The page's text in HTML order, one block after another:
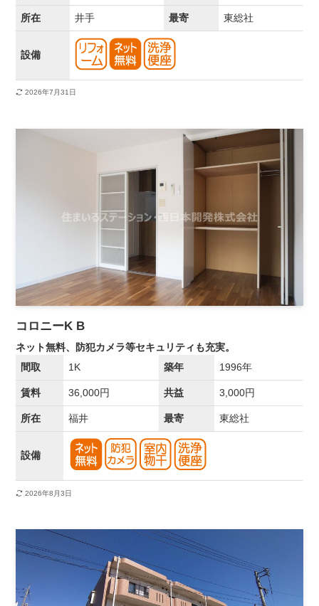
所在 井手 最寄 東総社
設備
2026年7月31日
コロニーK B
ネット無料、防犯カメラ等セキュリティも充実。
間取
1K 築年 1996年
賃料 36,000円 共益 3,000円
所在 福井 最寄 東総社
設備
2026年8月3日